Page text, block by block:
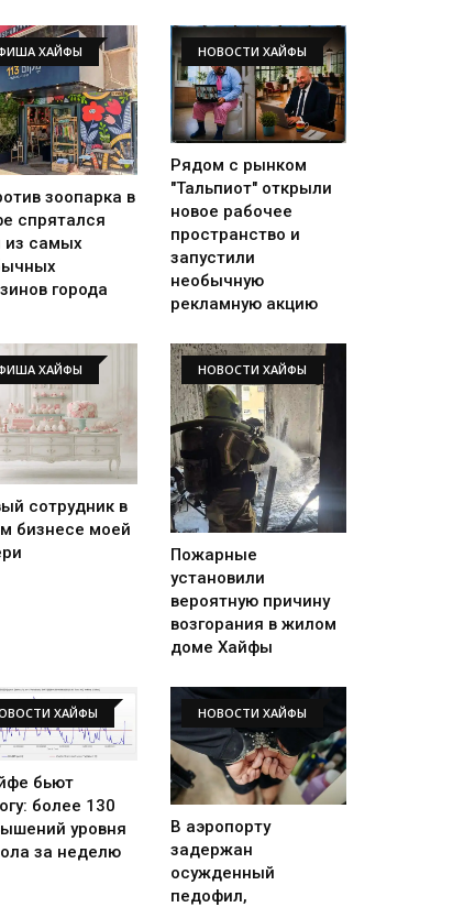
ХАЙФЫ
зоопарка в
спрятался
из самых
города
НОВОСТИ ХАЙФЫ
Рядом с рынком
"Тальпиот" открыли
новое рабочее
пространство и
запустили
необычную
рекламную акцию
ХАЙФЫ
сотрудник в
бизнесе моей
НОВОСТИ ХАЙФЫ
Пожарные
установили
вероятную причину
возгорания в жилом
доме Хайфы
ХАЙФЫ
бьют
более 130
уровня
за неделю
НОВОСТИ ХАЙФЫ
В аэропорту
задержан
осужденный
педофил,